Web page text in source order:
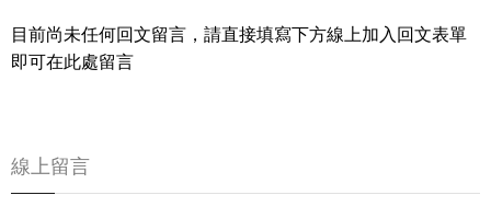
目前尚未任何回文留言，請直接填寫下方線上加入回文表單
即可在此處留言
線上留言